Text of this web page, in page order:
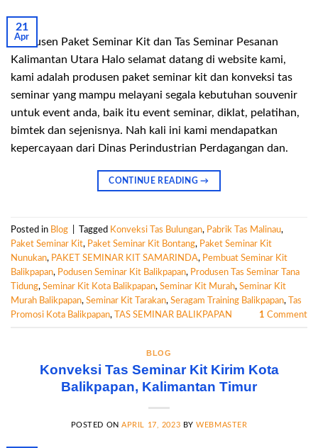
21
Apr
Produsen Paket Seminar Kit dan Tas Seminar Pesanan
Kalimantan Utara Halo selamat datang di website kami,
kami adalah produsen paket seminar kit dan konveksi tas
seminar yang mampu melayani segala kebutuhan souvenir
untuk event anda, baik itu event seminar, diklat, pelatihan,
bimtek dan sejenisnya. Nah kali ini kami mendapatkan
kepercayaan dari Dinas Perindustrian Perdagangan dan.
CONTINUE READING→
Posted in Blog Tagged Konveksi Tas Bulungan, Pabrik Tas Malinau,
Paket Seminar Kit, Paket Seminar Kit Bontang, Paket Seminar Kit
Nunukan, PAKET SEMINAR KIT SAMARINDA, Pembuat Seminar Kit
Balikpapan, Podusen Seminar Kit Balikpapan, Produsen Tas Seminar Tana
Tidung, Seminar Kit Kota Balikpapan, Seminar Kit Murah, Seminar Kit
Murah Balikpapan, Seminar Kit Tarakan, Seragam Training Balikpapan,
Tas
Promosi Kota Balikpapan, TAS SEMINAR BALIKPAPAN 1 Comment
BLOG
Konveksi Tas Seminar Kit Kirim Kota
Balikpapan, Kalimantan Timur
POSTED ONAPRIL 17, 2023 BYWEBMASTER